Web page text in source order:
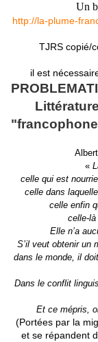
Un
http://la-plume-
TJRS copié/
il est
Littérature
«
celle qui est
celle dans
celle enfin
celle-
Elle n’a
S’il veut obtenir un
dans le monde, il
Dans le conflit
Et ce mépris,
(Portées par la
et se répandent